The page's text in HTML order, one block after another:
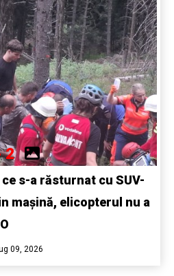
- 2
s-a răsturnat cu SUV-
mașină, elicopterul nu a
09, 2026